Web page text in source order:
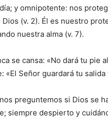
y omnipotente: nos
(v. 2). Él es nuestro
nuestra alma (v. 7).
se cansa: «No dará tu pie
«El Señor guardará tu
preguntemos si Dios se
siempre despierto y